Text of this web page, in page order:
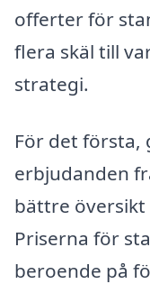
offerter för
flera skäl till
strategi.
För det första,
erbjudanden
bättre
Priserna för
beroende på